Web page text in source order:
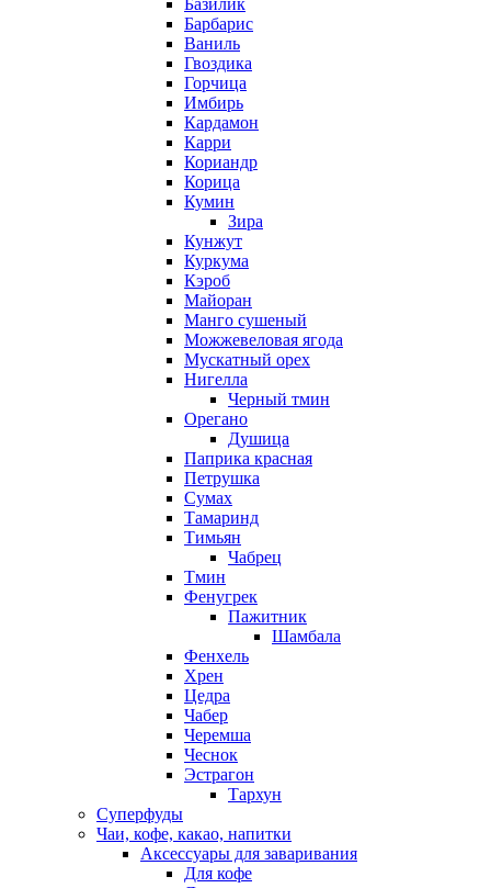
Базилик
Барбарис
Ваниль
Гвоздика
Горчица
Имбирь
Кардамон
Карри
Кориандр
Корица
Кумин
Зира
Кунжут
Куркума
Кэроб
Майоран
Манго сушеный
Можжевеловая ягода
Мускатный орех
Нигелла
Черный тмин
Орегано
Душица
Паприка красная
Петрушка
Сумах
Тамаринд
Тимьян
Чабрец
Тмин
Фенугрек
Пажитник
Шамбала
Фенхель
Хрен
Цедра
Чабер
Черемша
Чеснок
Эстрагон
Тархун
Суперфуды
Чаи, кофе, какао, напитки
Аксессуары для заваривания
Для кофе